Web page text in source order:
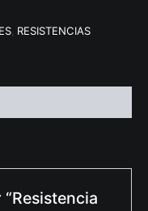
RESISTENCIAS